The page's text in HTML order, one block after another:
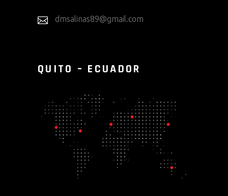
dmsalinas89@gmail.com
QUITO – ECUADOR